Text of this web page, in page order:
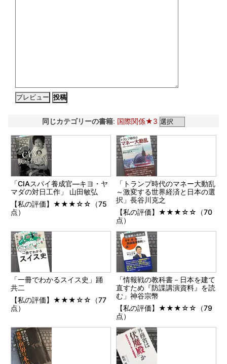
同じカテゴリーの書籍: 国際関係★3
「CIAスパイ養成官―キヨ・ヤ
マダの対日工作」 山田敏弘
【私の評価】★★★☆☆（75
点）
「トランプ時代のマネー大動乱
～激変する世界経済と日本の選
択」長谷川克之
【私の評価】★★★☆☆（70
点）
「一冊でわかるスイス史」踊
共二
【私の評価】★★★☆☆（77
点）
「情報戦の教科書－日本を建て
直すため『防諜講演資料』を読
む」神谷宗幣
【私の評価】★★★☆☆（79
点）